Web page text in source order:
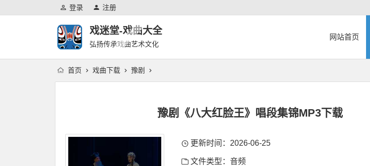
登录 注册
戏迷堂-戏曲大全
弘扬传承戏曲艺术文化
网站首页
首页 戏曲下载 豫剧
豫剧《八大红脸王》唱段集锦MP3下载
更新时间：2026-06-25
文件类型：音频